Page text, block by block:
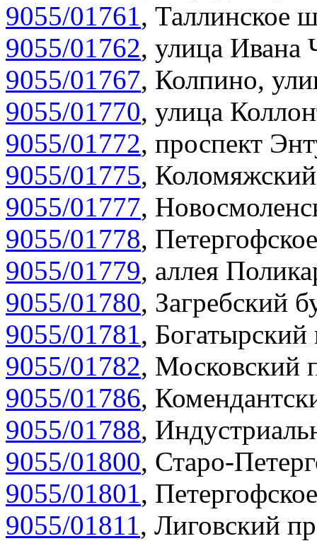
9055/01761, Таллинское
9055/01762, улица Ивана
9055/01767, Колпино,
9055/01770, улица
9055/01772, проспект
9055/01775,
9055/01777,
9055/01778,
9055/01779, аллея
9055/01780, Загребский
9055/01781, Богатырский
9055/01782, Московский
9055/01786,
9055/01788,
9055/01800, Старо-
9055/01801,
9055/01811, Лиговский